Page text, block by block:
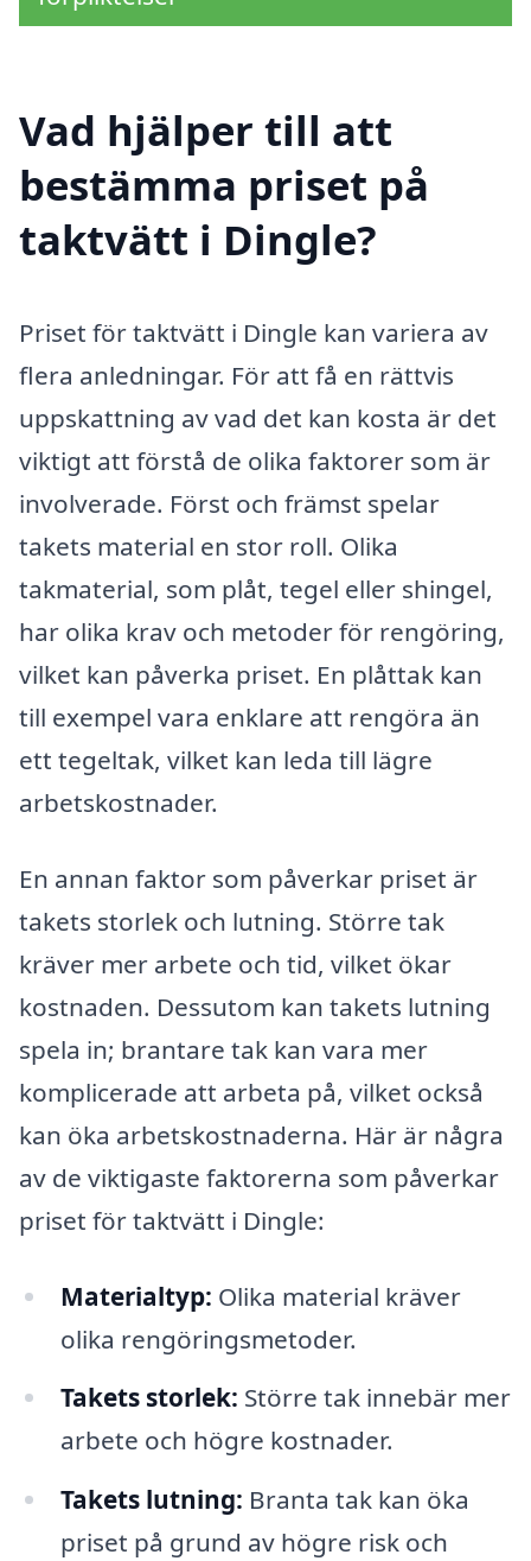
Vad hjälper till att
bestämma priset på
taktvätt i Dingle?
Priset för taktvätt i Dingle kan variera av
flera anledningar. För att få en rättvis
uppskattning av vad det kan kosta är det
viktigt att förstå de olika faktorer som är
involverade. Först och främst spelar
takets material en stor roll. Olika
takmaterial, som plåt, tegel eller shingel,
har olika krav och metoder för rengöring,
vilket kan påverka priset. En plåttak kan
till exempel vara enklare att rengöra än
ett tegeltak, vilket kan leda till lägre
arbetskostnader.
En annan faktor som påverkar priset är
takets storlek och lutning. Större tak
kräver mer arbete och tid, vilket ökar
kostnaden. Dessutom kan takets lutning
spela in; brantare tak kan vara mer
komplicerade att arbeta på, vilket också
kan öka arbetskostnaderna. Här är några
av de viktigaste faktorerna som påverkar
priset för taktvätt i Dingle:
Materialtyp: Olika material kräver
olika rengöringsmetoder.
Takets storlek: Större tak innebär mer
arbete och högre kostnader.
Takets lutning: Branta tak kan öka
priset på grund av högre risk och